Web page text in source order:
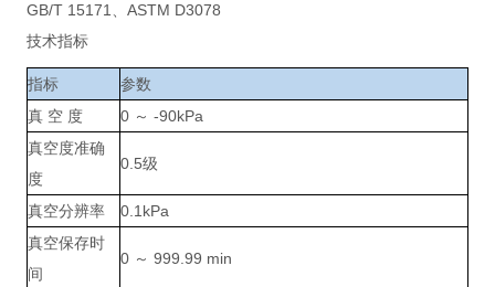
GB/T 15171、ASTM D3078
技术指标
指标
参数
真 空 度
0 ～ -90kPa
真空度准确
度
0.5级
真空分辨率
0.1kPa
真空保存时
间
0 ～ 999.99 min